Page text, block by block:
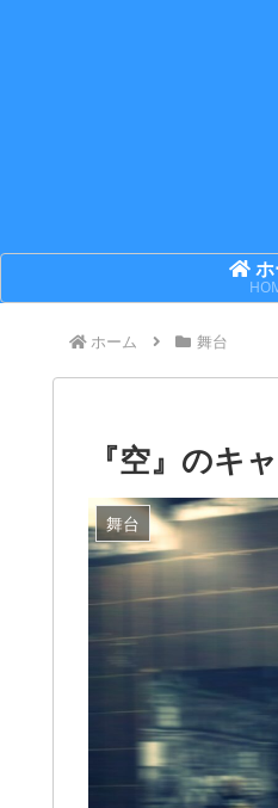
ホ
ホーム 舞台
『空』のキ
舞台